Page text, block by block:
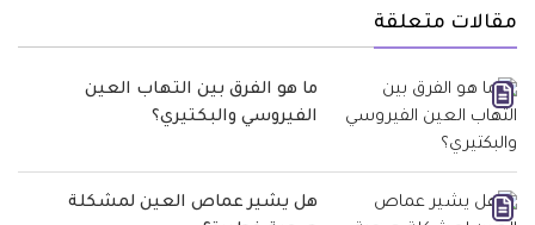
مقالات متعلقة
ما هو الفرق بين التهاب العين
الفيروسي والبكتيري؟
هل يشير عماص العين لمشكلة